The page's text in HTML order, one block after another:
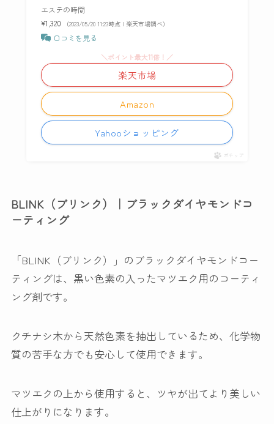
エステの時間
¥1,320
（2023/05/20 11:23時点 | 楽天市場調べ）
口コミを見る
Amazon
＼ポイント最大11倍！／
楽天市場
Yahooショッピング
ポチップ
BLINK（ブリンク）｜ブラックダイヤモンドコ
ーティング
「BLINK（ブリンク）」のブラックダイヤモンドコー
ティングは、黒い色素の入ったマツエク用のコーティ
ング剤です。
クチナシ木から天然色素を抽出 しているため、化学物
質の苦手な方でも安心して使用できます。
マツエクの上から使用すると、ツヤが出てより美しい
仕上がりになります。